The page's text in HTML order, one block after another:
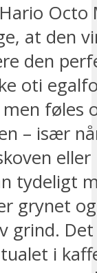
Octo
at den
den
oti
føles
– især
eller
tydeligt
grynet
grind. Det
i